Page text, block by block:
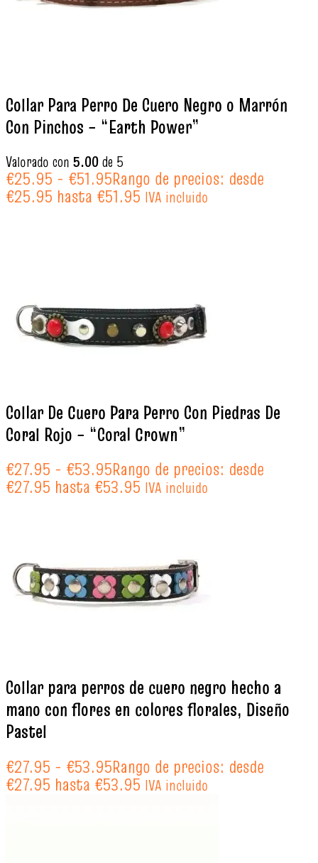
Collar Para Perro De Cuero Negro o Marrón
Con Pinchos – “Earth Power”
Valorado con 5.00de 5
€25.95 - €51.95Rango de precios: desde
€25.95 hasta €51.95 IVA incluido
Collar De Cuero Para Perro Con Piedras De
Coral Rojo – “Coral Crown”
€27.95 - €53.95Rango de precios: desde
€27.95 hasta €53.95 IVA incluido
Collar para perros de cuero negro hecho a
mano con flores en colores florales, Diseño
Pastel
€27.95 - €53.95Rango de precios: desde
€27.95 hasta €53.95 IVA incluido